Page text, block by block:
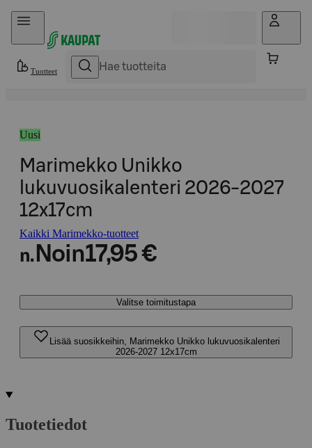
Hyppää sisältöön
Tuotteet
Uusi
Marimekko Unikko
lukuvuosikalenteri 2026-2027
12x17cm
Kaikki Marimekko-tuotteet
n. Noin17,95 €
Valitse toimitustapa
Lisää suosikkeihin, Marimekko Unikko lukuvuosikalenteri
2026-2027 12x17cm
Tuotetiedot